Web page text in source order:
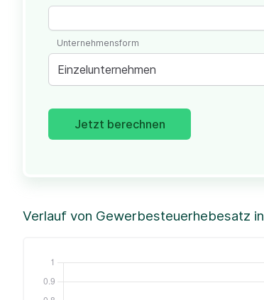
Einzelunternehmen
Unternehmensform
Jetzt berechnen
Verlauf von Gewerbesteuerhebesatz in